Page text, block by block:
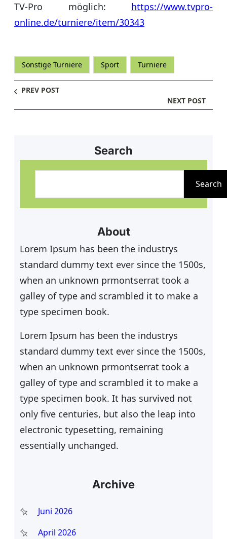
TV-Pro möglich: https://www.tvpro-
online.de/turniere/item/30343
Sonstige Turniere Sport Turniere
PREV POST
NEXT POST
Search
n
Search
About
Lorem Ipsum has been the industrys
standard dummy text ever since the 1500s,
when an unknown prmontserrat took a
galley of type and scrambled it to make a
type specimen book.
Lorem Ipsum has been the industrys
standard dummy text ever since the 1500s,
when an unknown prmontserrat took a
galley of type and scrambled it to make a
type specimen book. It has survived not
only five centuries, but also the leap into
electronic typesetting, remaining
essentially unchanged.
Archive
Juni 2026
April 2026